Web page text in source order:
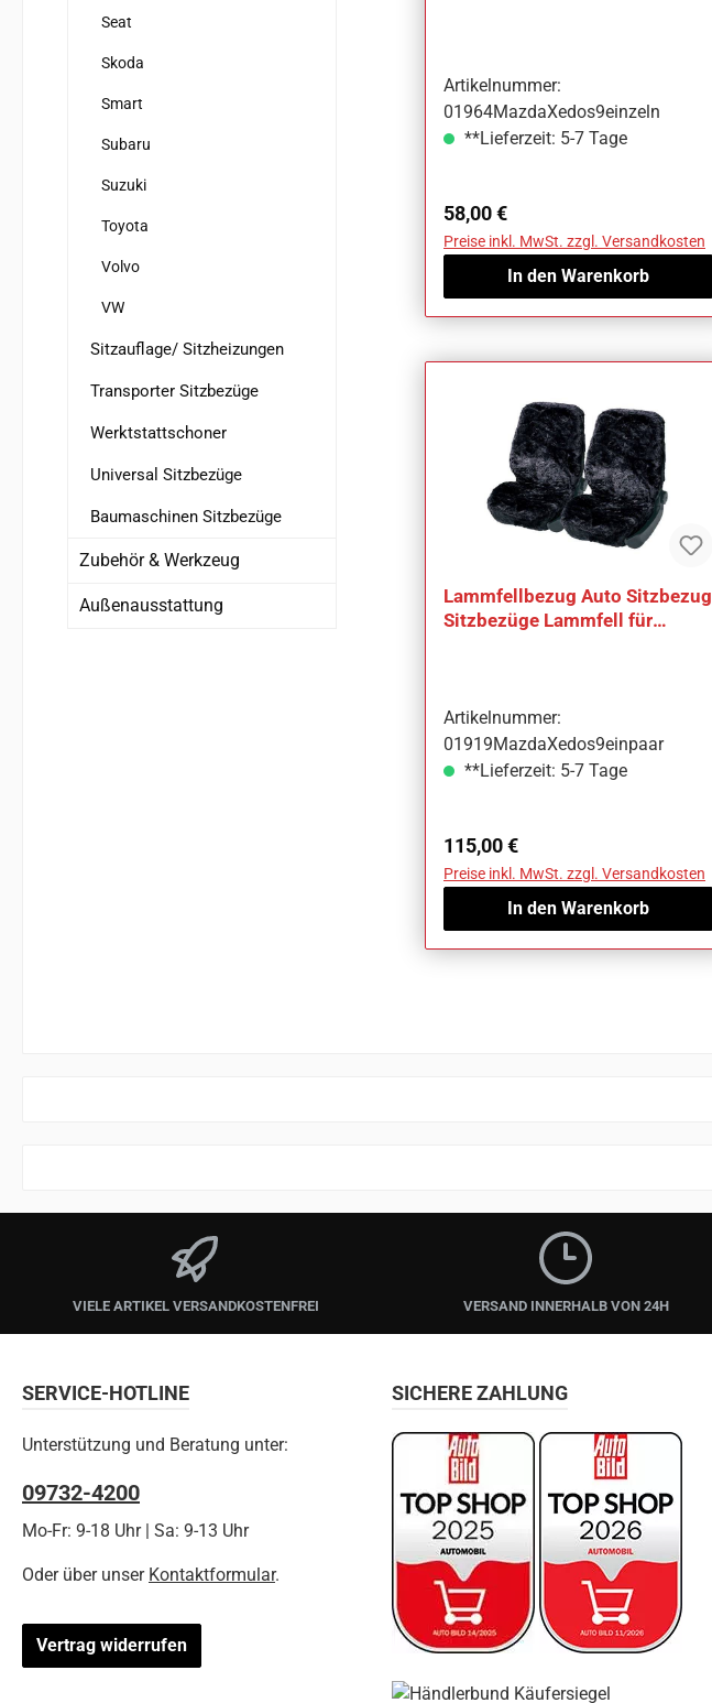
Seat
Skoda
Smart
Subaru
Suzuki
Toyota
Volvo
VW
Sitzauflage/ Sitzheizungen
Transporter Sitzbezüge
Werktstattschoner
Universal Sitzbezüge
Baumaschinen Sitzbezüge
Zubehör & Werkzeug
Außenausstattung
Artikelnummer:
01964MazdaXedos9einzeln
**Lieferzeit: 5-7 Tage
Regulärer Preis:
58,00 €
Preise inkl. MwSt. zzgl. Versandkosten
In den Warenkorb
Lammfellbezug Auto Sitzbezug
Sitzbezüge Lammfell für
Artikelnummer:
01919MazdaXedos9einpaar
**Lieferzeit: 5-7 Tage
Regulärer Preis:
115,00 €
Preise inkl. MwSt. zzgl. Versandkosten
In den Warenkorb
VIELE ARTIKEL VERSANDKOSTENFREI VERSAND INNERHALB VON 24H
SERVICE-HOTLINE
Unterstützung und Beratung unter:
09732-4200
Mo-Fr: 9-18 Uhr | Sa: 9-13 Uhr
Oder über unser Kontaktformular.
Vertrag widerrufen
SICHERE ZAHLUNG